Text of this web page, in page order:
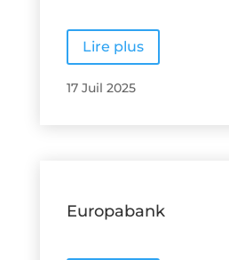
Lire plus
17 Juil 2025
Europabank